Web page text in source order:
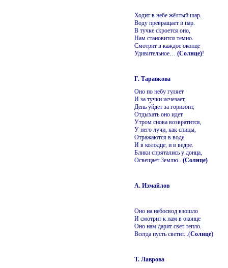
Ходит в небе жёлтый шар.
Воду превращает в пар.
В тучке скроется оно,
Нам становится темно.
Смотрит в каждое оконце
Удивительное…
(Солнце)!
Г. Таравкова
Оно по небу гуляет
И за тучки исчезает,
День уйдет за горизонт,
Отдыхать оно идет.
Утром снова возвратится,
У него лучи, как спицы,
Отражаются в воде
И в колодце, и в ведре.
Блики спрятались у донца,
Освещает Землю... (Солнце)
А. Измайлов
Оно на небосвод взошло
И смотрит к нам в оконце
Оно нам дарит свет тепло.
Всегда пусть светит...(Солнце)
Т. Лаврова